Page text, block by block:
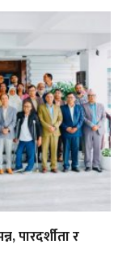
पारदर्शीता र